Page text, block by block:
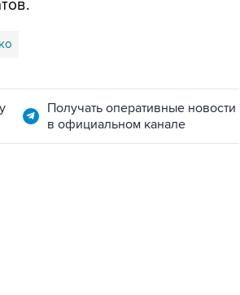
Получать оперативные новости
в официальном канале